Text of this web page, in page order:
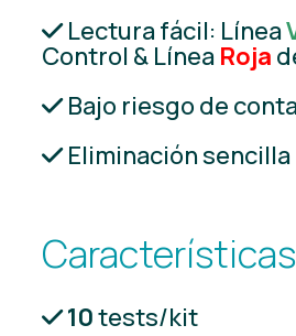
Lectura fácil: Línea
Control & Línea Roja
Bajo riesgo de
Eliminación sencilla
10tests/kit